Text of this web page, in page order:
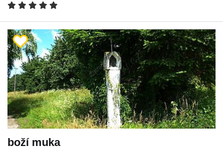
boží muka